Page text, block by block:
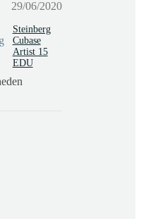
29/06/2020
Steinberg
Cubase
Artist 15
EDU